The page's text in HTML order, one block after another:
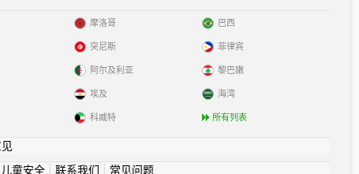
摩洛哥
突尼斯
阿尔及利亚
埃及
科威特
巴西
菲律宾
黎巴嫩
海湾
所有列表
儿童安全 联系我们 常见问题